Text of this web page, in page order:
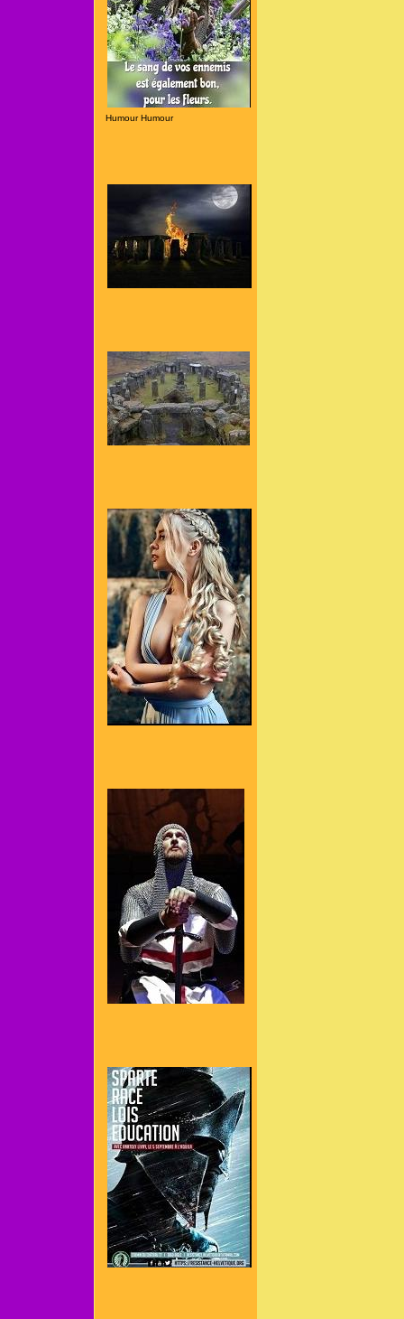
Humour Humour